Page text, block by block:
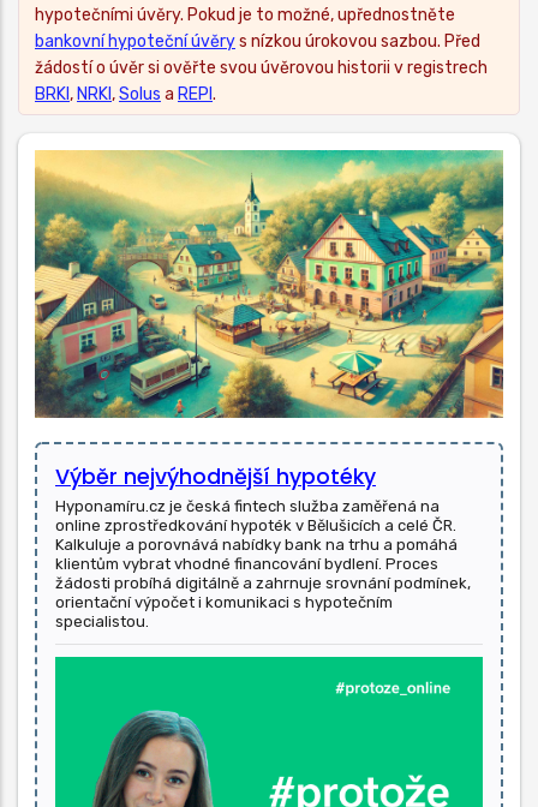
hypotečními úvěry. Pokud je to možné, upřednostněte
bankovní hypoteční úvěrys nízkou úrokovou sazbou. Před
žádostí o úvěr si ověřte svou úvěrovou historii v registrech
BRKI, NRKI,Solus a REPI .
Výběr nejvýhodnější hypotéky
Hyponamíru.cz je česká fintech služba zaměřená na
online zprostředkování hypoték v Bělušicích a celé ČR.
Kalkuluje a porovnává nabídky bank na trhu a pomáhá
klientům vybrat vhodné financování bydlení. Proces
žádosti probíhá digitálně a zahrnuje srovnání podmínek,
orientační výpočet i komunikaci s hypotečním
specialistou.